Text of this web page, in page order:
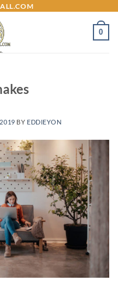
0
BY EDDIEYON